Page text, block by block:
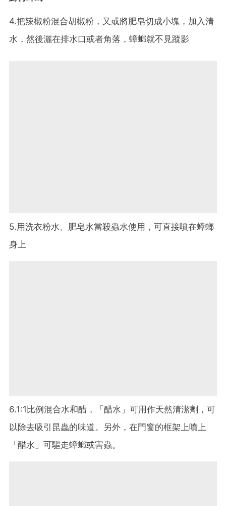
4.把辣椒粉混合胡椒粉，又或將肥皂切成小塊，加入清
水，然後灑在排水口或者角落，蟑螂就不見蹤影
5.用洗衣粉水、肥皂水當殺蟲水使用，可直接噴在蟑螂
身上
6.1:1比例混合水和醋，「醋水」可用作天然清潔劑，可
以除去吸引昆蟲的味道。另外，在門窗的框架上噴上
「醋水」可驅走蟑螂或害蟲。